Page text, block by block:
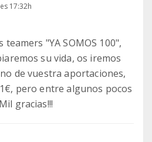
17:32h
"YA SOMOS 100",
su vida, os iremos
de vuestra aportaciones,
pero entre algunos pocos
gracias!!!